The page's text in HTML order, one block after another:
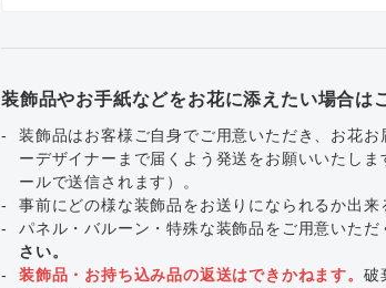
装飾品やお手紙などをお花に添えたい場合は
装飾品はお客様ご自身でご用意いただき、お花
ーデザイナーまで届くよう発送をお願いいたし
ールで送信されます）。
事前にどの様な装飾品をお送りになられるか出来
パネル・バルーン・特殊な装飾品をご用意いただ
さい。
装飾品・お持ち込み品の返送はできかねます。 破